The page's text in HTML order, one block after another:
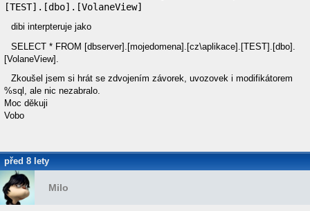
[TEST].[dbo].[VolaneView]
dibi interpteruje jako
SELECT * FROM [dbserver].[mojedomena].[cz\aplikace].[TEST].[dbo].
[VolaneView].
Zkoušel jsem si hrát se zdvojením závorek, uvozovek i modifikátorem
%sql, ale nic nezabralo.
Moc děkuji
Vobo
před 8 lety
Milo